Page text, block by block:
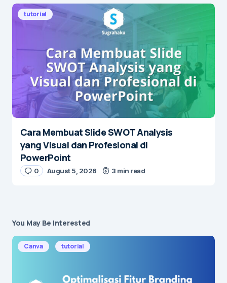
tutorial
Cara Membuat Slide SWOT Analysis
yang Visual dan Profesional di
PowerPoint
0 August 5, 2026 3 min read
You May Be Interested
Canva tutorial